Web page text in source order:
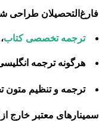
فارغ‌التحصیلان طراحی
ترجمه تخصصی کتاب
هرگونه ترجمه
ترجمه و تنظیم
سمینار‌های معتبر خارج